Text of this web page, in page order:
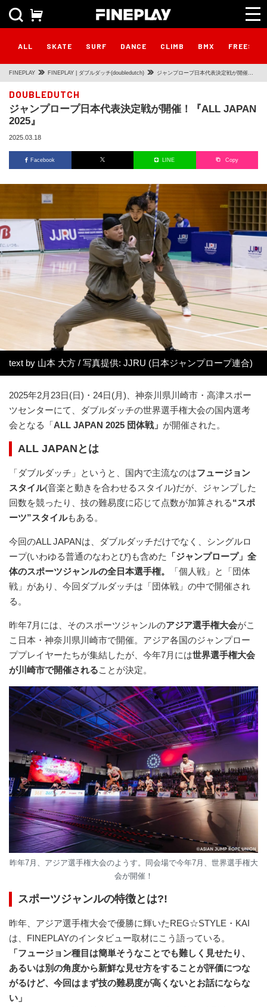
ALL SKATE SURF DANCE CLIMB BMX
FINEPLAY FINEPLAY | ダブルダッチ(doubledutch) ジャンプロープ日本代表決定戦が開催！
DOUBLEDUTCH
ジャンプロープ日本代表決定戦が開催！『ALL JAPAN
2025』
2025.03.18
Facebook LINE Copy
text by 山本 大方 / 写真提供: JJRU (日本ジャンプロープ連合)
2025年2月23日(日)・24日(月)、神奈川県川崎市・高津スポー
ツセンターにて、ダブルダッチの世界選手権大会の国内選考
会となる「ALL JAPAN 2025 団体戦」 が開催された。
ALL JAPANとは
「ダブルダッチ」というと、国内で主流なのはフュージョン
スタイル(音楽と動きを合わせるスタイル)だが、ジャンプした
回数を競ったり、技の難易度に応じて点数が加算される“スポ
ーツ”スタイルもある。
今回のALL JAPANは、ダブルダッチだけでなく、シングルロ
ープ(いわゆる普通のなわとび)も含めた
「ジャンプロープ」全
体のスポーツジャンルの全日本選手権。
「個人戦」と「団体
戦」があり、今回ダブルダッチは「団体戦」の中で開催され
る。
昨年7月には、そのスポーツジャンルのアジア選手権大会がこ
こ日本・神奈川県川崎市で開催。アジア各国のジャンプロー
ププレイヤーたちが集結したが、今年7月には世界選手権大会
が川崎市で開催されることが決定。
昨年7月、アジア選手権大会のようす。同会場で今年7月、世界選手権大
会が開催！
スポーツジャンルの特徴とは?!
昨年、アジア選手権大会で優勝に輝いたREG☆STYLE・KAI
は、FINEPLAYのインタビュー取材にこう語っている。
「フュージョン種目は簡単そうなことでも難しく見せたり、
あるいは別の角度から新鮮な見せ方をすることが評価につな
がるけど、今回はまず技の難易度が高くないとお話にならな
い」